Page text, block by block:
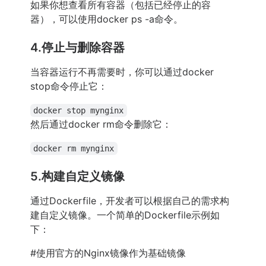
如果你想查看所有容器（包括已经停止的容
器），可以使用docker ps -a命令。
4.停止与删除容器
当容器运行不再需要时，你可以通过docker
stop命令停止它：
docker stop mynginx
然后通过docker rm命令删除它：
docker rm mynginx
5.构建自定义镜像
通过Dockerfile，开发者可以根据自己的需求构
建自定义镜像。一个简单的Dockerfile示例如
下：
#使用官方的Nginx镜像作为基础镜像